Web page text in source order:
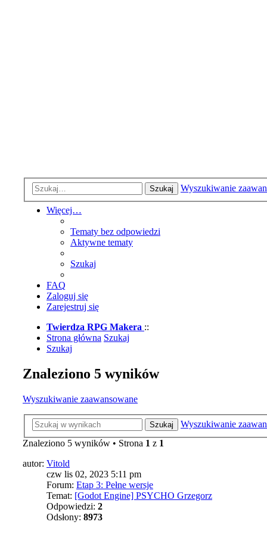
Szukaj Wyszukiwanie
Więcej…
Tematy bez odpowiedzi
Aktywne tematy
Szukaj
FAQ
Zaloguj się
Zarejestruj się
Twierdza RPG Makera ::
Strona główna Szukaj
Szukaj
Znaleziono 5 wyników
Wyszukiwanie zaawansowane
Szukaj
Wyszukiwanie
Znaleziono 5 wyników • Strona 1 z 1
autor: Vitold
czw lis 02, 2023 5:11 pm
Forum: Etap 3: Pełne wersje
Temat: [Godot Engine] PSYCHO Grzegorz
Odpowiedzi: 2
Odsłony: 8973